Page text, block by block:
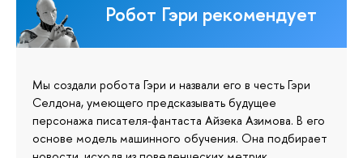
Робот Гэри рекомендует
Мы создали робота Гэри и назвали его в честь Гэри
Селдона, умеющего предсказывать будущее
персонажа писателя-фантаста Айзека Азимова. В его
основе модель машинного обучения. Она подбирает